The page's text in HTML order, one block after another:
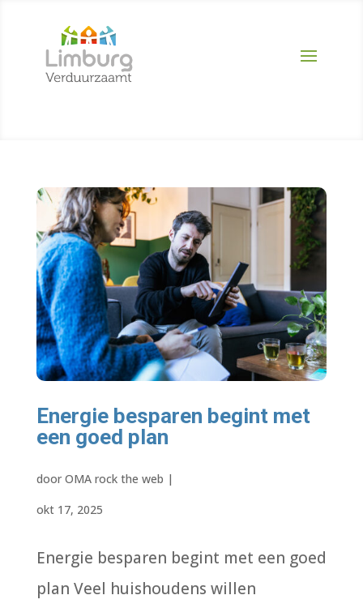
Energie besparen begint met
een goed plan
door OMA rock the web |
okt 17, 2025
Energie besparen begint met een goed
plan Veel huishoudens willen